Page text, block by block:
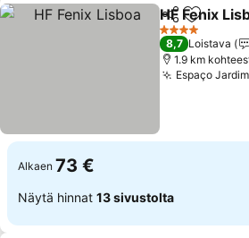
Jaa Lisää
HF Fenix
4 Tähtiluokitus
8,7 Loistava
1.9 km
Espaço
Alkaen 73 €
Näytä hinnat 13 sivustolta